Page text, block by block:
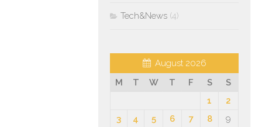
Tech&News (4)
August 2026
M
T W T F S
S
1
2
3
4 5 6 7 8
9